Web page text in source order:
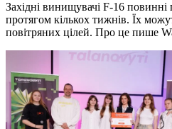
Західні винищувачі F-16
протягом кількох тижнів. Їх
повітряних цілей. Про це пише